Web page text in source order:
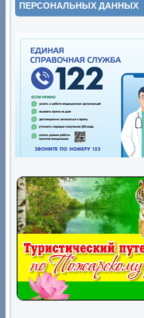
ПЕРСОНАЛЬНЫХ ДАННЫХ